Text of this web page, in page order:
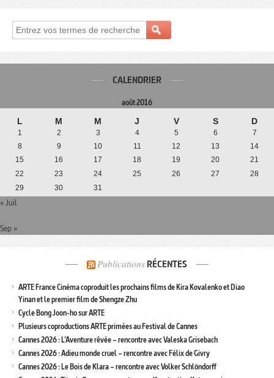
CALENDRIER
août 2016
L M M J V S D
1 2 3 4 5 6
7
8
9 10 11 12 13
14
15
16 17 18 19 20
21
22
23 24 25 26 27
28
29
30 31
« Juil
Sep »
Publications RÉCENTES
ARTE France Cinéma coproduit les prochains films de Kira Kovalenko et Diao
Yinan et le premier film de Shengze Zhu
Cycle Bong Joon-ho sur ARTE
Plusieurs coproductions ARTE primées au Festival de Cannes
Cannes 2026 : L’Aventure rêvée – rencontre avec Valeska Grisebach
Cannes 2026 : Adieu monde cruel – rencontre avec Félix de Givry
Cannes 2026 : Le Bois de Klara – rencontre avec Volker Schlöndorff